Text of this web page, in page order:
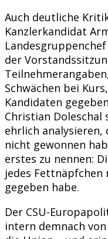
Auch deutliche
Kanzlerkandidat
der
Schwächen bei
Kandidaten
Christian Doleschal
ehrlich analysieren,
nicht gewonnen
erstes zu nennen:
jedes Fettnäpfchen
gegeben habe.
Der CSU-
intern demnach